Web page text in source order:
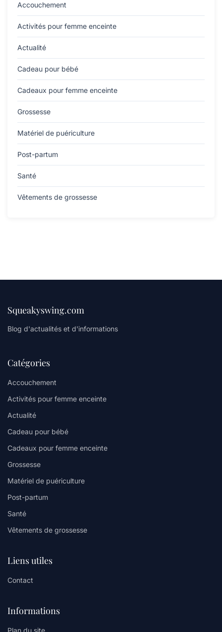
Accouchement
Activités pour femme enceinte
Actualité
Cadeau pour bébé
Cadeaux pour femme enceinte
Grossesse
Matériel de puériculture
Post-partum
Santé
Vêtements de grossesse
Squeakyswing.com
Blog d'actualités et d'informations
Catégories
Accouchement
Activités pour femme enceinte
Actualité
Cadeau pour bébé
Cadeaux pour femme enceinte
Grossesse
Matériel de puériculture
Post-partum
Santé
Vêtements de grossesse
Liens utiles
Contact
Informations
Plan du site